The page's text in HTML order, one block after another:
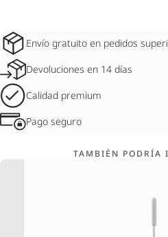
Envío gratuito en pedidos
Devoluciones en 14 días
Calidad premium
Pago seguro
TAMBIÉN PODRÍA